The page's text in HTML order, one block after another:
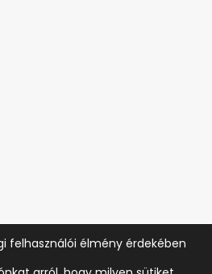
felhasználói élmény érdekében